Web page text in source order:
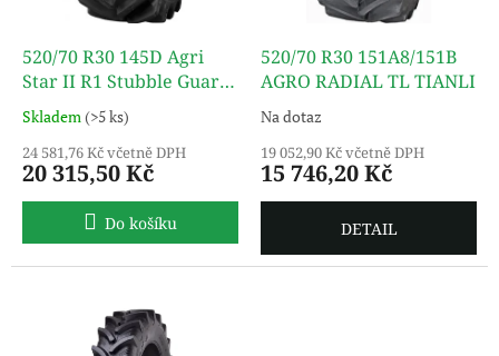
520/70 R30 145D Agri
Star II R1 Stubble Guard
TL ALLIANCE
Skladem(>5 ks)
24 581,76 Kč včetně DPH
20 315,50 Kč
Do košíku
520/70 R30 151A8/151B
AGRO RADIAL TL TIANLI
Na dotaz
19 052,90 Kč včetně DPH
15 746,20 Kč
DETAIL